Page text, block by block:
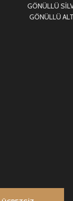
GÖNÜLLÜ
GÖNÜLLÜ